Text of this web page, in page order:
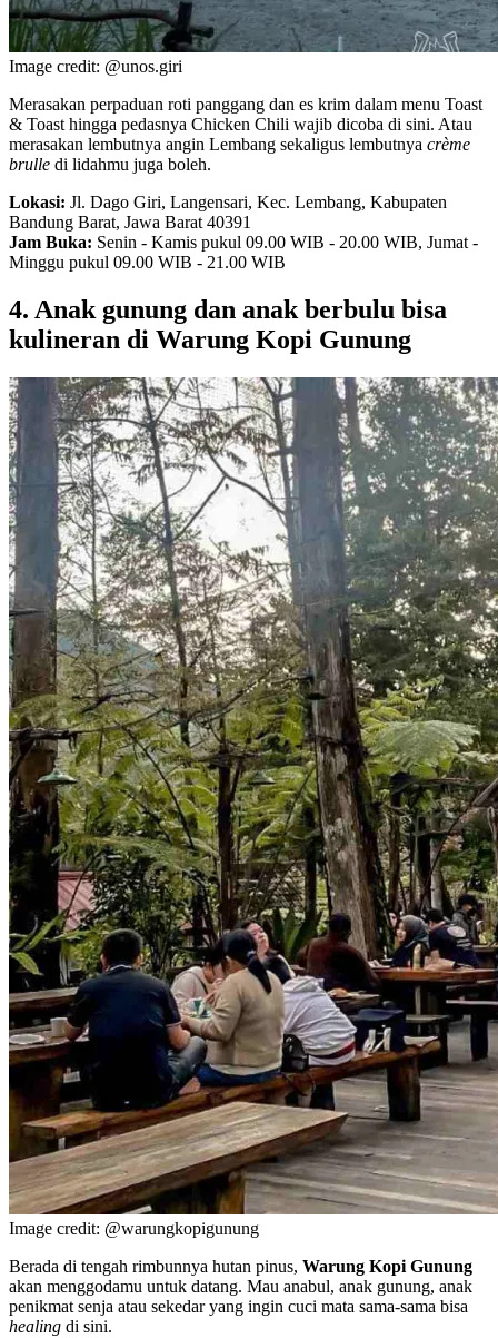
Image credit: @unos.giri
Merasakan perpaduan roti panggang dan es krim dalam menu Toast
& Toast hingga pedasnya Chicken Chili wajib dicoba di sini. Atau
merasakan lembutnya angin Lembang sekaligus lembutnya crème
brulle di lidahmu juga boleh.
Lokasi: Jl. Dago Giri, Langensari, Kec. Lembang, Kabupaten
Bandung Barat, Jawa Barat 40391
Jam Buka: Senin - Kamis pukul 09.00 WIB - 20.00 WIB, Jumat -
Minggu pukul 09.00 WIB - 21.00 WIB
4. Anak gunung dan anak berbulu bisa
kulineran di Warung Kopi Gunung
Image credit: @warungkopigunung
Berada di tengah rimbunnya hutan pinus, Warung Kopi Gunung
akan menggodamu untuk datang. Mau anabul, anak gunung, anak
penikmat senja atau sekedar yang ingin cuci mata sama-sama bisa
healing di sini.